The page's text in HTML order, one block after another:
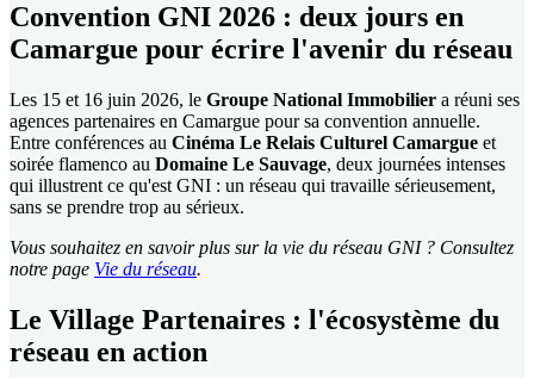
Convention GNI 2026 : deux jours en
Camargue pour écrire l'avenir du réseau
Les 15 et 16 juin 2026, le Groupe National Immobilier a réuni ses
agences partenaires en Camargue pour sa convention annuelle.
Entre conférences au Cinéma Le Relais Culturel Camargue et
soirée flamenco au Domaine Le Sauvage, deux journées intenses
qui illustrent ce qu'est GNI : un réseau qui travaille sérieusement,
sans se prendre trop au sérieux.
Vous souhaitez en savoir plus sur la vie du réseau GNI ? Consultez
notre page Vie du réseau.
Le Village Partenaires : l'écosystème du
réseau en action